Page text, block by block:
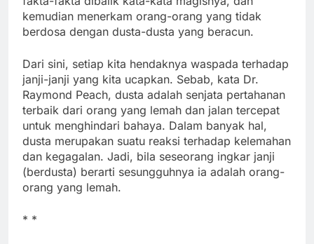
kemudian menerkam orang-orang yang tidak
berdosa dengan dusta-dusta yang beracun.
Dari sini, setiap kita hendaknya waspada terhadap
janji-janji yang kita ucapkan. Sebab, kata Dr.
Raymond Peach, dusta adalah senjata pertahanan
terbaik dari orang yang lemah dan jalan tercepat
untuk menghindari bahaya. Dalam banyak hal,
dusta merupakan suatu reaksi terhadap kelemahan
dan kegagalan. Jadi, bila seseorang ingkar janji
(berdusta) berarti sesungguhnya ia adalah orang-
orang yang lemah.
* *